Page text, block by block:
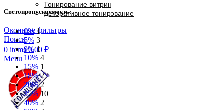
Тонирование витрин
Декоративное тонирование
Оконные фильтры
Поиск
0 items 0,00 ₽
Menu
Светопропускаемость:
0% 1
5% 3
9% 1
10% 4
15% 1
18% 2
20% 2
35% 10
40% 2